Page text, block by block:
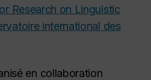
Research on Linguistic
international des
en collaboration